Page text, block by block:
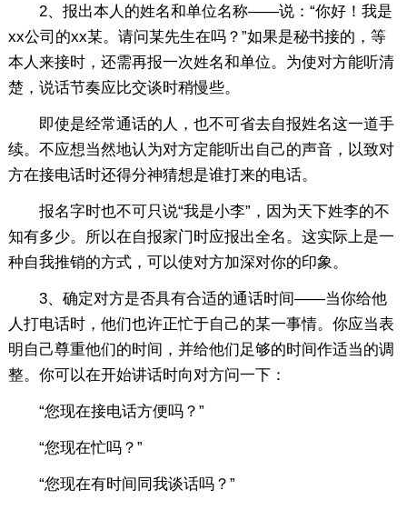
2、报出本人的姓名和单位名称——说：“你好！我是
xx公司的xx某。请问某先生在吗？”如果是秘书接的，等
本人来接时，还需再报一次姓名和单位。为使对方能听清
楚，说话节奏应比交谈时稍慢些。
即使是经常通话的人，也不可省去自报姓名这一道手
续。不应想当然地认为对方定能听出自己的声音，以致对
方在接电话时还得分神猜想是谁打来的电话。
报名字时也不可只说“我是小李”，因为天下姓李的不
知有多少。所以在自报家门时应报出全名。这实际上是一
种自我推销的方式，可以使对方加深对你的印象。
3、确定对方是否具有合适的通话时间——当你给他
人打电话时，他们也许正忙于自己的某一事情。你应当表
明自己尊重他们的时间，并给他们足够的时间作适当的调
整。你可以在开始讲话时向对方问一下：
“您现在接电话方便吗？”
“您现在忙吗？”
“您现在有时间同我谈话吗？”